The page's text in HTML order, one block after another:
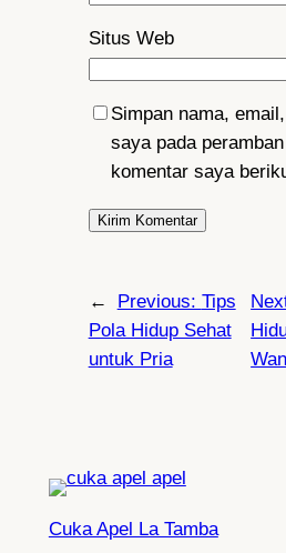
Situs Web
Simpan nama,
saya pada
komentar saya
← Previous: Tips
Pola Hidup Sehat
untuk Pria
Cuka Apel La Tamba